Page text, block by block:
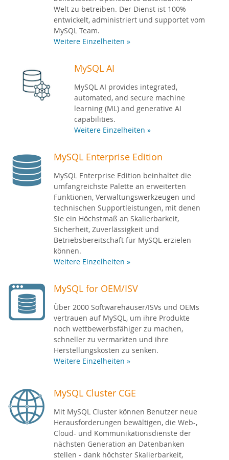
Welt zu betreiben. Der Dienst ist 100%
entwickelt, administriert und supportet vom
MySQL Team.
Weitere Einzelheiten »
MySQL AI
MySQL AI provides integrated,
automated, and secure machine
learning (ML) and generative AI
capabilities.
Weitere Einzelheiten »
MySQL Enterprise Edition
MySQL Enterprise Edition beinhaltet die
umfangreichste Palette an erweiterten
Funktionen, Verwaltungswerkzeugen und
technischen Supportleistungen, mit denen
Sie ein Höchstmaß an Skalierbarkeit,
Sicherheit, Zuverlässigkeit und
Betriebsbereitschaft für MySQL erzielen
können.
Weitere Einzelheiten »
MySQL for OEM/ISV
Über 2000 Softwarehäuser/ISVs und OEMs
vertrauen auf MySQL, um ihre Produkte
noch wettbewerbsfähiger zu machen,
schneller zu vermarkten und ihre
Herstellungskosten zu senken.
Weitere Einzelheiten »
MySQL Cluster CGE
Mit MySQL Cluster können Benutzer neue
Herausforderungen bewältigen, die Web-,
Cloud- und Kommunikationsdienste der
nächsten Generation an Datenbanken
stellen - dank höchster Skalierbarkeit,